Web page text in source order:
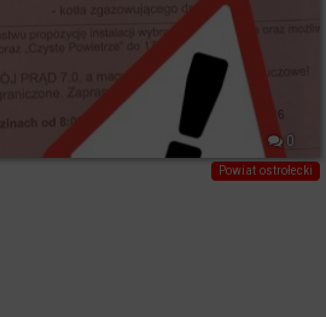
0
Powiat ostrołecki